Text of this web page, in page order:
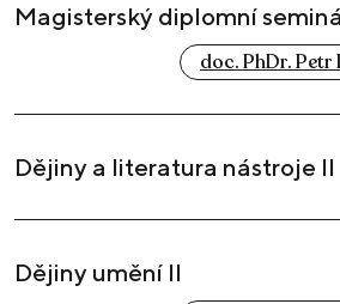
Magisterský diplomní
doc. PhDr. Petr
Dějiny a literatura nástroje II
Dějiny umění II